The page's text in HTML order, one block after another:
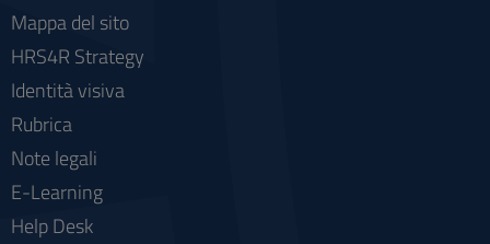
Mappa del sito
HRS4R Strategy
Identità visiva
Rubrica
Note legali
E-Learning
Help Desk